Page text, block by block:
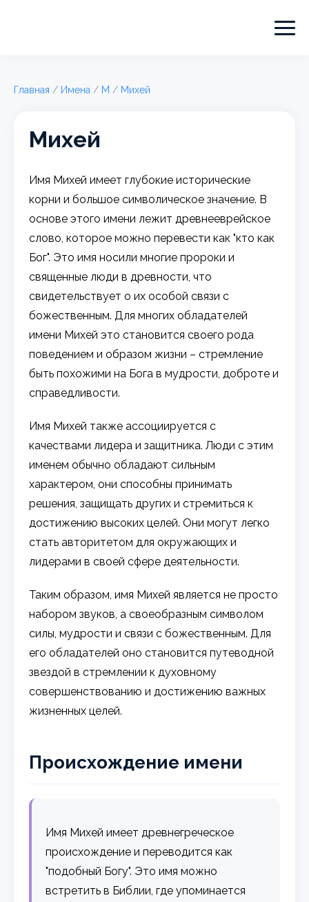
Главная / Имена / М / Михей
Михей
Имя Михей имеет глубокие исторические
корни и большое символическое значение. В
основе этого имени лежит древнееврейское
слово, которое можно перевести как "кто как
Бог". Это имя носили многие пророки и
священные люди в древности, что
свидетельствует о их особой связи с
божественным. Для многих обладателей
имени Михей это становится своего рода
поведением и образом жизни – стремление
быть похожими на Бога в мудрости, доброте и
справедливости.
Имя Михей также ассоциируется с
качествами лидера и защитника. Люди с этим
именем обычно обладают сильным
характером, они способны принимать
решения, защищать других и стремиться к
достижению высоких целей. Они могут легко
стать авторитетом для окружающих и
лидерами в своей сфере деятельности.
Таким образом, имя Михей является не просто
набором звуков, а своеобразным символом
силы, мудрости и связи с божественным. Для
его обладателей оно становится путеводной
звездой в стремлении к духовному
совершенствованию и достижению важных
жизненных целей.
Происхождение имени
Имя Михей имеет древнегреческое
происхождение и переводится как
"подобный Богу". Это имя можно
встретить в Библии, где упоминается